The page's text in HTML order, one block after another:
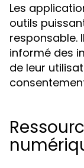
Les
outils
responsable.
informé des
de leur